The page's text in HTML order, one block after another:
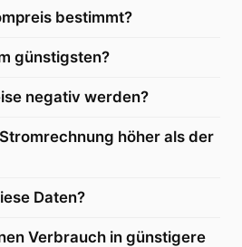
bestimmt?
günstigsten?
negativ werden?
höher als der
Daten?
Verbrauch in günstigere